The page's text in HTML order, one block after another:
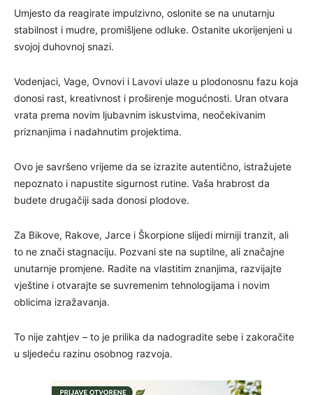
Umjesto da reagirate impulzivno, oslonite se na unutarnju
stabilnost i mudre, promišljene odluke. Ostanite ukorijenjeni u
svojoj duhovnoj snazi.
Vodenjaci, Vage, Ovnovi i Lavovi ulaze u plodonosnu fazu koja
donosi rast, kreativnost i proširenje mogućnosti. Uran otvara
vrata prema novim ljubavnim iskustvima, neočekivanim
priznanjima i nadahnutim projektima.
Ovo je savršeno vrijeme da se izrazite autentično, istražujete
nepoznato i napustite sigurnost rutine. Vaša hrabrost da
budete drugačiji sada donosi plodove.
Za Bikove, Rakove, Jarce i Škorpione slijedi mirniji tranzit, ali
to ne znači stagnaciju. Pozvani ste na suptilne, ali značajne
unutarnje promjene. Radite na vlastitim znanjima, razvijajte
vještine i otvarajte se suvremenim tehnologijama i novim
oblicima izražavanja.
To nije zahtjev – to je prilika da nadogradite sebe i zakoračite
u sljedeću razinu osobnog razvoja.